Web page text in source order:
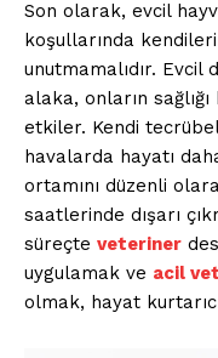
Son olarak, evcil
koşullarında
unutmamalıdır. Evcil
alaka, onların
etkiler. Kendi
havalarda hayatı
ortamını düzenli
saatlerinde dışarı
süreçte veteriner
uygulamak ve acil
olmak, hayat